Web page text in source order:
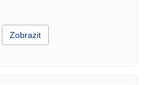
Zobrazit